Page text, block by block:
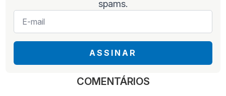
spams.
E-
mail
ASSINAR
COMENTÁRIOS